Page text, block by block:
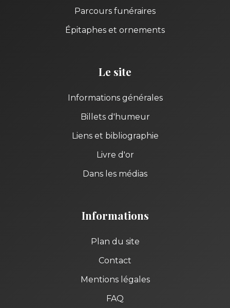
Parcours funéraires
Épitaphes et ornements
Le site
Informations générales
Billets d'humeur
Liens et bibliographie
Livre d'or
Dans les médias
Informations
Plan du site
Contact
Mentions légales
FAQ